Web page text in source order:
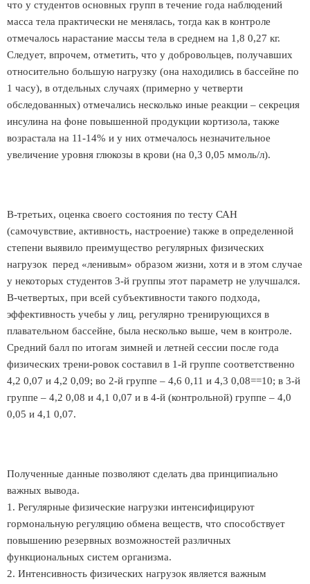
что у студентов основных групп в течение года наблюдений
масса тела практически не менялась, тогда как в контроле
отмечалось нарастание массы тела в среднем на 1,8 0,27 кг.
Следует, впрочем, отметить, что у добровольцев, получавших
относительно большую нагрузку (она находились в бассейне по
1 часу), в отдельных случаях (примерно у четверти
обследованных) отмечались несколько иные реакции – секреция
инсулина на фоне повышенной продукции кортизола, также
возрастала на 11-14% и у них отмечалось незначительное
увеличение уровня глюкозы в крови (на 0,3 0,05 ммоль/л).
В-третьих, оценка своего состояния по тесту САН
(самочувствие, активность, настроение) также в определенной
степени выявило преимущество регулярных физических
нагрузок перед «ленивым» образом жизни, хотя и в этом случае
у некоторых студентов 3-й группы этот параметр не улучшался.
В-четвертых, при всей субъективности такого подхода,
эффективность учебы у лиц, регулярно тренирующихся в
плавательном бассейне, была несколько выше, чем в контроле.
Средний балл по итогам зимней и летней сессии после года
физических трени-ровок составил в 1-й группе соответственно
4,2 0,07 и 4,2 0,09; во 2-й группе – 4,6 0,11 и 4,3 0,08==10; в 3-й
группе – 4,2 0,08 и 4,1 0,07 и в 4-й (контрольной) группе – 4,0
0,05 и 4,1 0,07.
Полученные данные позволяют сделать два принципиально
важных вывода.
1. Регулярные физические нагрузки интенсифицируют
гормональную регуляцию обмена веществ, что способствует
повышению резервных возможностей различных
функциональных систем организма.
2. Интенсивность физических нагрузок является важным